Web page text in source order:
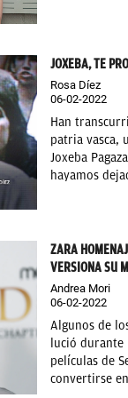
JOXEBA, TE
Rosa Díez
06-02-2022
Han
patria vasca,
Joxeba
hayamos
ZARA
VERSIONA SU
Andrea Mori
06-02-2022
Algunos de
lució
películas de
convertirse